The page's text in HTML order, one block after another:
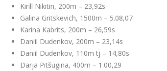
Kirill Nikitin, 200m – 23,92s
Galina Gritskevich, 1500m – 5.08,07
Karina Kabrits, 200m – 26,59s
Daniil Dudenkov, 200m – 23,14s
Daniil Dudenkov, 110m tj – 14,80s
Darja Pitšugina, 400m – 1.00,29